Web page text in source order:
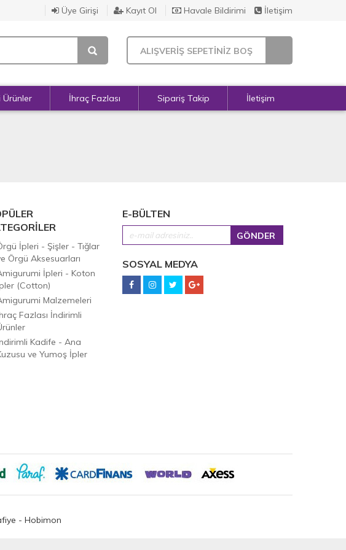
Üye Girişi Kayıt Ol Havale Bildirimi İletişim
ALIŞVERİŞ SEPETİNİZ BOŞ
Ürünler İhraç Fazlası Sipariş Takip İletişim
İpleri - Şişler - Tığlar
Örgü Aksesuarları
İpleri - Koton
(Cotton)
Malzemeleri
Fazlası İndirimli
Kadife - Ana
ve Yumoş İpler
E-BÜLTEN
SOSYAL MEDYA
- Hobimon